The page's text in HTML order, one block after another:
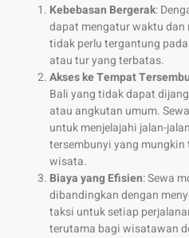
Kebebasan Bergerak:
dapat mengatur waktu dan
tidak perlu tergantung
atau tur yang terbatas.
Akses ke Tempat
Bali yang tidak dapat
atau angkutan umum.
untuk menjelajahi jalan-
tersembunyi yang
wisata.
Biaya yang Efisien: Sewa
dibandingkan dengan
taksi untuk setiap
terutama bagi wisatawan